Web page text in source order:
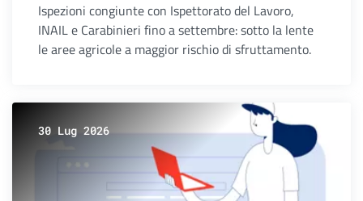
Ispezioni congiunte con Ispettorato del Lavoro,
INAIL e Carabinieri fino a settembre: sotto la lente
le aree agricole a maggior rischio di sfruttamento.
30 Lug 2026